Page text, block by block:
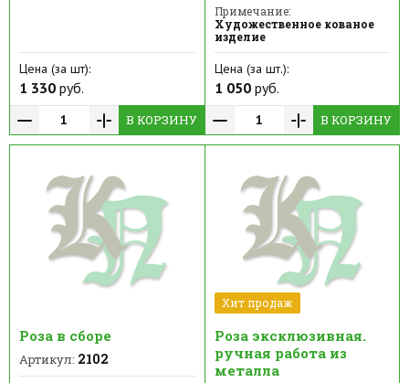
Цена (за шт):
1 330 руб.
В КОРЗИНУ
Примечание:
Художественное кованое
изделие
Цена (за шт.):
1 050руб.
В КОРЗИНУ
Роза в сборе
Артикул: 2102
Хит продаж
Роза эксклюзивная.
ручная работа из
металла